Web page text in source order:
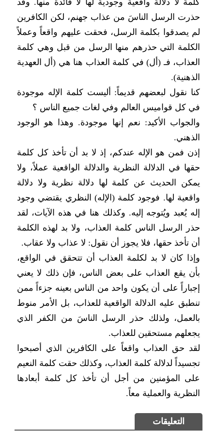
كلمة لا دلالة واقعية وجودية لها لا فائدة منها. وقد
حذرت الرسل الناسَ من عذاب جهنم، لكن الكافرين
لم يصدقوا بكلمة الرسل، فحقت عليهم واقعاً وعملاً
الكلمة التي حذرهم منها الرسل من قبل وهي كلمة
العذاب، فـ (أل) في كلمة العذاب هنا هي (أل العهدية
الذهنية).
كنا نقول لبعضهم قديماً: أليست كلمة الإله موجودة
في كل قواميس العالم وفي لغات جميع الناس ؟
والجواب الأكيد: نعم إنها موجودة. وهذا هو الوجود
الذهني.
إذن فمن هو الإله عندكم، إذ لا بد أن تأخذ كل كلمة
حقها في الدلالة النظرية والدلالة الواقعية عملاً، ولا
يمكن الحديث عن كلمة لها دلالة نظرية ولا دلالة
واقعية لها. فوجود كلمة (الإله) النظري يقتضي وجود
إله يُعبد ويُتوجه إليه. وكذلك هنا في هذه الآيات، لقد
حذر الرسل الناس كلمة العذاب، ولا بد لهذه الكلمة
أن تأخذ حقها، فلا يجوز أن نقول: لا عذاب ولا عقاب.
وإذا كان لا بد لكلمة العذاب أن تتحقق في الواقع،
بأن يقع العذاب على بعض الناس، فإن ذلك لا يعني
إجباراً على أن يكون واحد من الناس بعينه جزءاً ممن
تنطبق عليه الدلالة الواقعية للعذاب، بل الأمر منوط
بالعمل، ولذلك حذر الرسل الناسَ من الكفر الذي
يجعلهم مستحقين للعذاب.
لقد حق العذاب واقعاً على الكافرين الذي أصبحوا
تجسيداً لدلالة كلمة العذاب، وكذلك حقت كلمة النعيم
على المؤمنين من أجل أن تأخذ كل كلمة أبعادها
النظرية والعملية معاً.
التعليقات